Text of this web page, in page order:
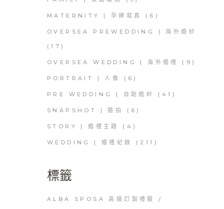
MATERNITY | 孕婦寫真 (6)
OVERSEA PREWEDDING | 海外婚紗
(17)
OVERSEA WEDDING | 海外婚禮 (9)
PORTRAIT | 人像 (6)
PRE WEDDING | 自助婚紗 (41)
SNAPSHOT | 隨拍 (6)
STORY | 婚禮主題 (4)
WEDDING | 婚禮紀錄 (211)
標籤
ALBA SPOSA 高級訂製禮服